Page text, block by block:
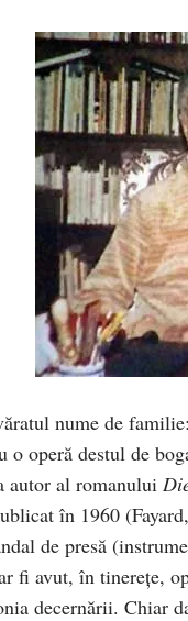
nume de
o operă destul de
autor al romanului
în 1960
de presă
fi avut, în tinereţe,
decernării. Chiar